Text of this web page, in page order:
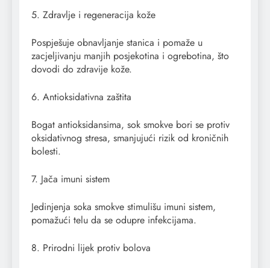
5. Zdravlje i regeneracija kože
Pospješuje obnavljanje stanica i pomaže u
zacjeljivanju manjih posjekotina i ogrebotina, što
dovodi do zdravije kože.
6. Antioksidativna zaštita
Bogat antioksidansima, sok smokve bori se protiv
oksidativnog stresa, smanjujući rizik od kroničnih
bolesti.
7. Jača imuni sistem
Jedinjenja soka smokve stimulišu imuni sistem,
pomažući telu da se odupre infekcijama.
8. Prirodni lijek protiv bolova